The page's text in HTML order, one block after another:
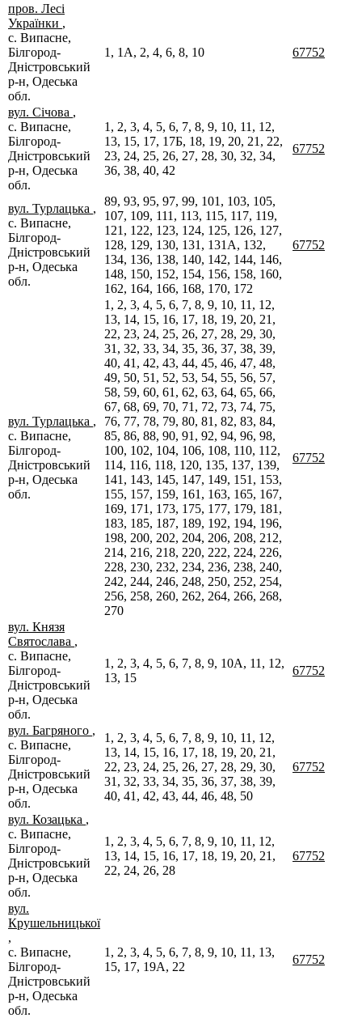
пров. Лесі
Українки ,
с. Випасне,
Білгород-
Дністровський
р-н, Одеська
обл.
1, 1А, 2, 4, 6, 8, 10 67752
вул. Січова ,
с. Випасне,
Білгород-
Дністровський
р-н, Одеська
обл.
1, 2, 3, 4, 5, 6, 7, 8, 9, 10, 11, 12,
13, 15, 17, 17Б, 18, 19, 20, 21, 22,
23, 24, 25, 26, 27, 28, 30, 32, 34,
36, 38, 40, 42
67752
вул. Турлацька ,
с. Випасне,
Білгород-
Дністровський
р-н, Одеська
обл.
89, 93, 95, 97, 99, 101, 103, 105,
107, 109, 111, 113, 115, 117, 119,
121, 122, 123, 124, 125, 126, 127,
128, 129, 130, 131, 131А, 132,
134, 136, 138, 140, 142, 144, 146,
148, 150, 152, 154, 156, 158, 160,
162, 164, 166, 168, 170, 172
67752
вул. Турлацька ,
с. Випасне,
Білгород-
Дністровський
р-н, Одеська
обл.
1, 2, 3, 4, 5, 6, 7, 8, 9, 10, 11, 12,
13, 14, 15, 16, 17, 18, 19, 20, 21,
22, 23, 24, 25, 26, 27, 28, 29, 30,
31, 32, 33, 34, 35, 36, 37, 38, 39,
40, 41, 42, 43, 44, 45, 46, 47, 48,
49, 50, 51, 52, 53, 54, 55, 56, 57,
58, 59, 60, 61, 62, 63, 64, 65, 66,
67, 68, 69, 70, 71, 72, 73, 74, 75,
76, 77, 78, 79, 80, 81, 82, 83, 84,
85, 86, 88, 90, 91, 92, 94, 96, 98,
100, 102, 104, 106, 108, 110, 112,
114, 116, 118, 120, 135, 137, 139,
141, 143, 145, 147, 149, 151, 153,
155, 157, 159, 161, 163, 165, 167,
169, 171, 173, 175, 177, 179, 181,
183, 185, 187, 189, 192, 194, 196,
198, 200, 202, 204, 206, 208, 212,
214, 216, 218, 220, 222, 224, 226,
228, 230, 232, 234, 236, 238, 240,
242, 244, 246, 248, 250, 252, 254,
256, 258, 260, 262, 264, 266, 268,
270
67752
вул. Князя
Святослава ,
с. Випасне,
Білгород-
Дністровський
р-н, Одеська
обл.
1, 2, 3, 4, 5, 6, 7, 8, 9, 10А, 11, 12,
13, 15
67752
вул. Багряного ,
с. Випасне,
Білгород-
Дністровський
р-н, Одеська
обл.
1, 2, 3, 4, 5, 6, 7, 8, 9, 10, 11, 12,
13, 14, 15, 16, 17, 18, 19, 20, 21,
22, 23, 24, 25, 26, 27, 28, 29, 30,
31, 32, 33, 34, 35, 36, 37, 38, 39,
40, 41, 42, 43, 44, 46, 48, 50
67752
вул. Козацька ,
с. Випасне,
Білгород-
Дністровський
р-н, Одеська
обл.
1, 2, 3, 4, 5, 6, 7, 8, 9, 10, 11, 12,
13, 14, 15, 16, 17, 18, 19, 20, 21,
22, 24, 26, 28
67752
вул.
Крушельницької
,
с. Випасне,
Білгород-
Дністровський
р-н, Одеська
обл.
1, 2, 3, 4, 5, 6, 7, 8, 9, 10, 11, 13,
15, 17, 19А, 22
67752